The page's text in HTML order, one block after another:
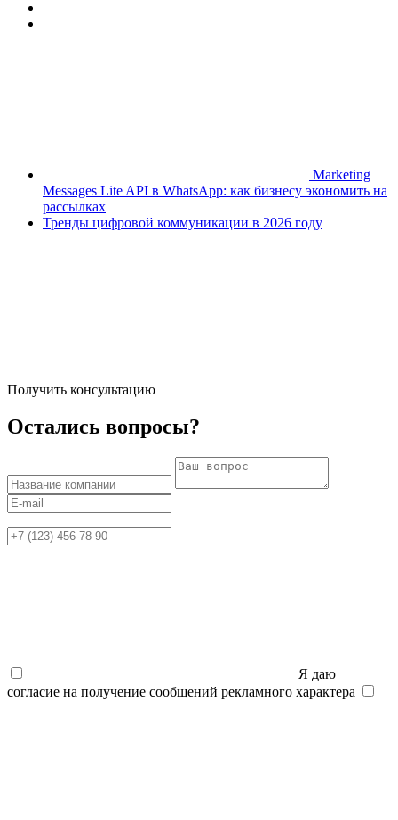
Marketing
Messages Lite API в WhatsApp: как бизнесу экономить на
рассылках
Тренды цифровой коммуникации в 2026 году
Получить консультацию
Остались вопросы?
Я даю
согласие на получение сообщений рекламного характера